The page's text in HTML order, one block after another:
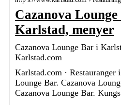
Cazanova
Karlstad, menyer
Cazanova Lounge Bar i
Karlstad.com
Karlstad.com · Restauranger
Lounge Bar. Cazanova
Cazanova Lounge Bar.